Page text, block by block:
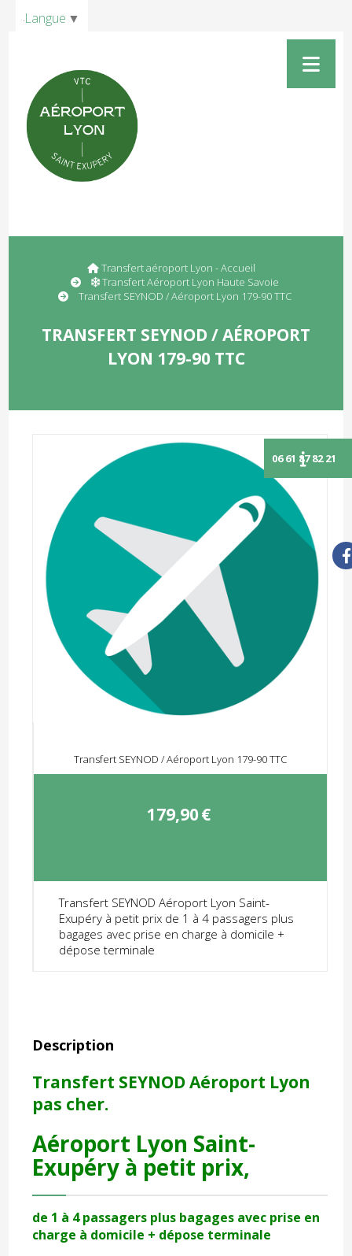
Transfert aéroport Lyon - Accueil
Transfert Aéroport Lyon Haute Savoie
Transfert SEYNOD / Aéroport Lyon 179-90 TTC
TRANSFERT SEYNOD / AÉROPORT
LYON 179-90 TTC
Transfert SEYNOD / Aéroport Lyon 179-90 TTC
179,90€
Transfert SEYNOD Aéroport Lyon Saint-
Exupéry à petit prix de 1 à 4 passagers plus
bagages avec prise en charge à domicile +
dépose terminale
Description
Transfert SEYNOD Aéroport Lyon
pas cher.
Aéroport Lyon Saint-
Exupéry à petit prix,
de 1 à 4 passagers plus bagages avec prise en
charge à domicile + dépose terminale
Langue ▼